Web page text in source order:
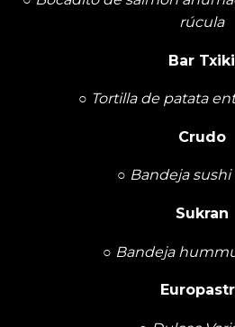
rúcula
Bar Txiki
○ Tortilla de patata
Crudo
○ Bandeja sushi
Sukran
○ Bandeja